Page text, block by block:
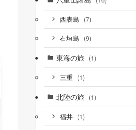
西表島 (7)
石垣島 (9)
東海の旅 (1)
三重 (1)
北陸の旅 (1)
福井 (1)